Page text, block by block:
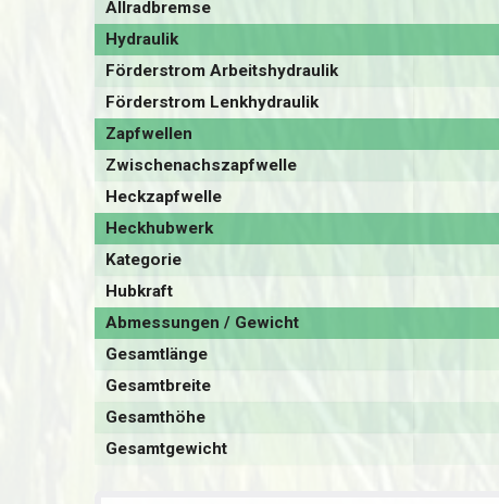
Allradbremse
Hydraulik
Förderstrom Arbeitshydraulik
Förderstrom Lenkhydraulik
Zapfwellen
Zwischenachszapfwelle
Heckzapfwelle
Heckhubwerk
Kategorie
Hubkraft
Abmessungen / Gewicht
Gesamtlänge
Gesamtbreite
Gesamthöhe
Gesamtgewicht